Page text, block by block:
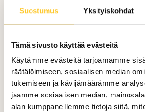
Suostumus Yksityiskohdat
Tämä sivusto käyttää evästeitä
Käytämme evästeitä tarjoamamme
räätälöimiseen, sosiaalisen median
tukemiseen ja kävijämäärämme
jaamme sosiaalisen median,
alan kumppaneillemme tietoja siitä,
Maalattavaa pinta-alaa oli n.
Maalaustyöt saatiin suoritettua
– ja laadukkaasti
maalareidemme toimesta.
kokonaisuudessaan 4- viikkoa.